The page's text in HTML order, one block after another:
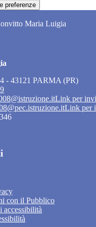
preferenze
Maria Luigia
- 43121 PARMA (PR)
Link per
Link per
con il Pubblico
accessibilità